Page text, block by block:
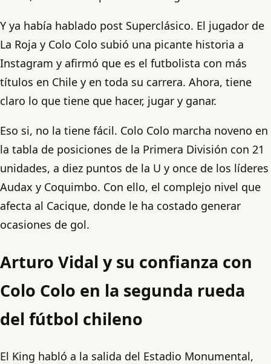
Y ya había hablado post Superclásico. El jugador de
La Roja y Colo Colo subió una picante historia a
Instagram y afirmó que es el futbolista con más
títulos en Chile y en toda su carrera. Ahora, tiene
claro lo que tiene que hacer, jugar y ganar.
Eso si, no la tiene fácil. Colo Colo marcha noveno en
la tabla de posiciones de la Primera División con 21
unidades, a diez puntos de la U y once de los líderes
Audax y Coquimbo. Con ello, el complejo nivel que
afecta al Cacique, donde le ha costado generar
ocasiones de gol.
Arturo Vidal y su confianza con
Colo Colo en la segunda rueda
del fútbol chileno
El King habló a la salida del Estadio Monumental,